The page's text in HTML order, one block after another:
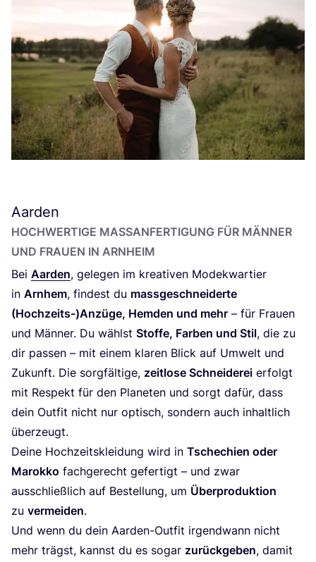
Aarden
HOCH­WER­TI­GE MASS­AN­FER­TI­GUNG FÜR MÄN­NER U
ND FRAU­EN IN ARNHEIM
Bei Aar­den, gele­gen im krea­ti­ven Mode­kwar­tier
in Arn­hem, fin­dest du mass­ge­schnei­der­te
(Hochzeits-)Anzüge, Hem­den und mehr – für Frau­en
und Män­ner. Du wählst Stof­fe, Far­ben und Stil, die zu
dir pas­sen – mit einem kla­ren Blick auf Umwelt und
Zukunft. Die sorg­fäl­ti­ge, zeit­lo­se Schnei­de­rei erfolgt
mit Respekt für den Pla­ne­ten und sorgt dafür, dass
dein Out­fit nicht nur optisch, son­dern auch inhalt­lich
überzeugt.
Dei­ne Hoch­zeits­klei­dung wird in Tsche­chi­en oder
Marok­ko fach­ge­recht gefer­tigt – und zwar
aus­schließ­lich auf Bestel­lung, um Über­pro­duk­ti­on
zu ver­mei­den.
Und wenn du dein Aar­den-Out­fit irgend­wann nicht
mehr trägst, kannst du es sogar zurück­ge­ben, damit